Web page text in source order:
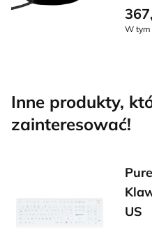
W tym
Inne produkty,
zainteresować!
US